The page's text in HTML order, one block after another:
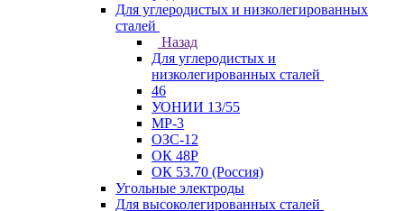
Для углеродистых и низколегированных
сталей
Назад
Для углеродистых и
низколегированных сталей
46
УОНИИ 13/55
МР-3
ОЗС-12
ОК 48Р
ОК 53.70 (Россия)
Угольные электроды
Для высоколегированных сталей